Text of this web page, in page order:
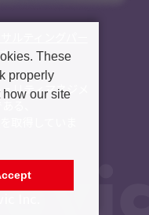
。
リティマネジメ
These
properly
our site